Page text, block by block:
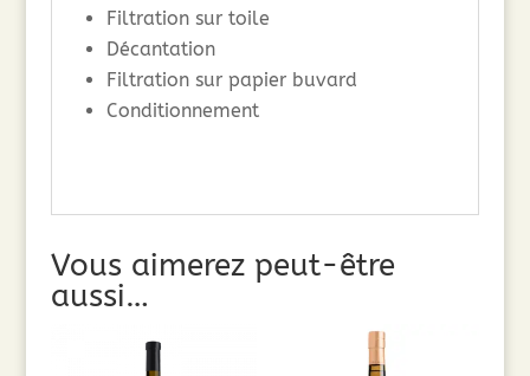
Filtration sur toile
Décantation
Filtration sur papier buvard
Conditionnement
Vous aimerez peut-être
aussi…